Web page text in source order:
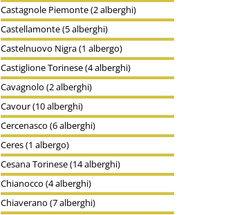
Castagnole Piemonte (2 alberghi)
Castellamonte (5 alberghi)
Castelnuovo Nigra (1 albergo)
Castiglione Torinese (4 alberghi)
Cavagnolo (2 alberghi)
Cavour (10 alberghi)
Cercenasco (6 alberghi)
Ceres (1 albergo)
Cesana Torinese (14 alberghi)
Chianocco (4 alberghi)
Chiaverano (7 alberghi)